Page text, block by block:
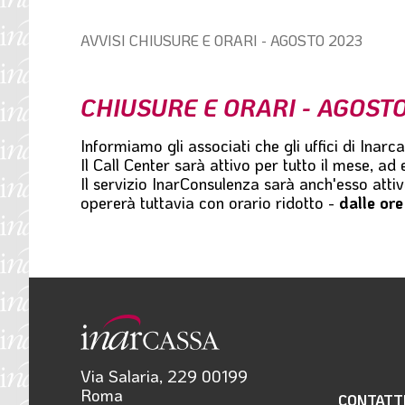
e
Percorso
AVVISI CHIUSURE E ORARI - AGOSTO 2023
CHIUSURE E ORARI -
Informiamo gli associati che gli uffici di
Il Call Center sarà attivo per tutto il mese, ad
Il servizio InarConsulenza sarà anch'esso
opererà tuttavia con orario ridotto - dalle
Via Salaria, 229 00199
Roma
CONTATTI